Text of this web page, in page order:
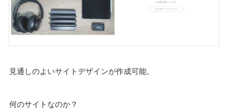
見通しのよいサイトデザインが作成可能。
何のサイトなのか？